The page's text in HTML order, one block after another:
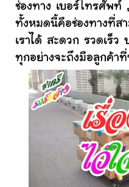
ช่องทาง เบอร์โทรศัพ
ทั้งหมดนี้คือช่องทางที่ส
เราได้ สะดวก รวดเร็ว
ทุกอย่างจะถึงมือลูกค้า